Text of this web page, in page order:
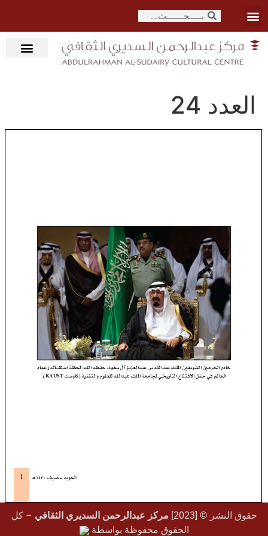
العدد 24
حقوق النشر © [2023] مركز عبدالرحمن السديري الثقافي – كل
الحقوق محفوظة بواسطة